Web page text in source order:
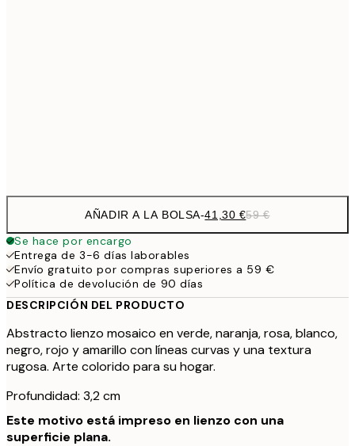
AÑADIR A LA BOLSA-41,30 €59 €
Se hace por encargo
Entrega de 3-6 días laborables
Envío gratuito por compras superiores a 59 €
Política de devolución de 90 días
DESCRIPCIÓN DEL PRODUCTO
Abstracto lienzo mosaico en verde, naranja, rosa, blanco,
negro, rojo y amarillo con líneas curvas y una textura
rugosa. Arte colorido para su hogar.
Profundidad: 3,2 cm
Este motivo está impreso en lienzo con una
superficie plana.